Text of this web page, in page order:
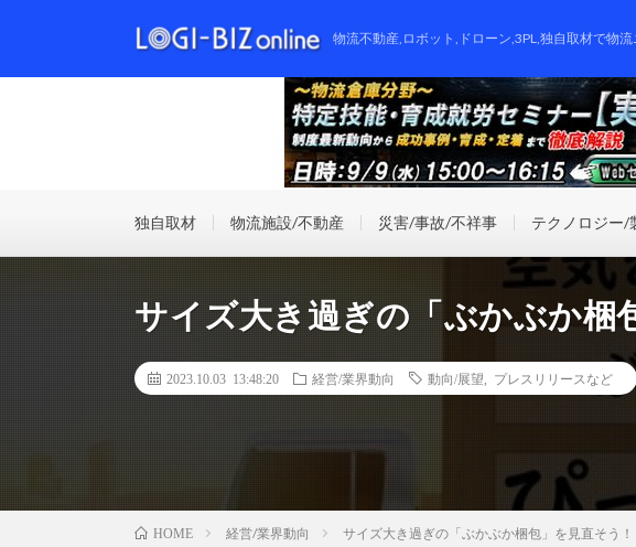
物流不動産,ロボット,ドローン,3PL,独自取材で物
独自取材 物流施設/不動産 災害/事故/不祥事 テクノロジー/
サイズ大き過ぎの「ぶかぶか梱
2023.10.03 13:48:20 経営/業界動向 動向/展望 プレスリリースなど
HOME 経営/業界動向 サイズ大き過ぎの「ぶかぶか梱包」を見直そう！